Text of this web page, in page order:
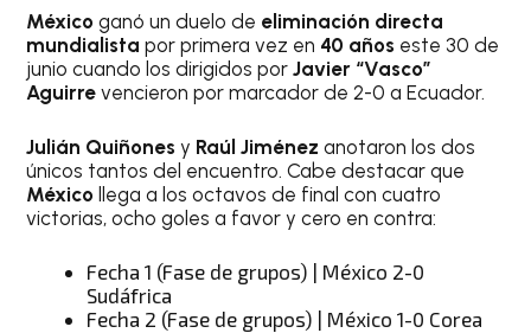
México ganó un duelo de eliminación directa
mundialista por primera vez en 40 años este 30 de
junio cuando los dirigidos porJavier “Vasco”
Aguirre vencieron por marcador de 2-0 a Ecuador.
Julián Quiñones y Raúl Jiménez anotaron los dos
únicos tantos del encuentro. Cabe destacar que
México llega a los octavos de final con cuatro
victorias, ocho goles a favor y cero en contra:
Fecha 1 (Fase de grupos) | México 2-0
Sudáfrica
Fecha 2 (Fase de grupos) | México 1-0 Corea